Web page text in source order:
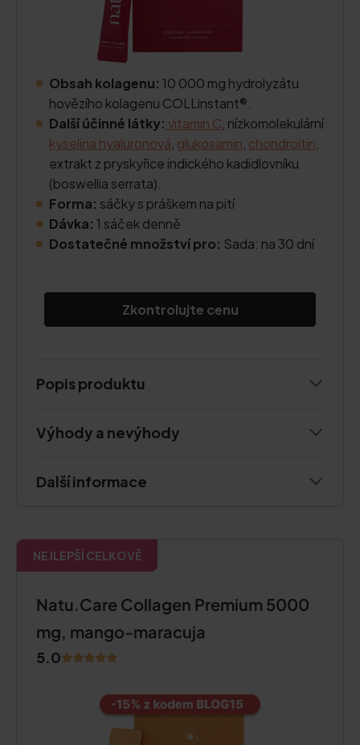
Obsah kolagenu: 10 000 mg hydrolyzátu
hovězího kolagenu COLLinstant®.
Další účinné látky: vitamin C , nízkomolekulární
kyselina hyaluronová glukosamin chondroitin
extrakt z pryskyřice indického kadidlovníku
(boswellia serrata).
Forma: sáčky s práškem na pití
Dávka: 1 sáček denně
Dostatečné množství pro: Sada: na 30 dní
Zkontrolujte cenu
Popis produktu
Výhody a nevýhody
Další informace
NEJLEPŠÍ CELKOVĚ
Natu.Care Collagen Premium 5000
mg, mango-maracuja
5.0